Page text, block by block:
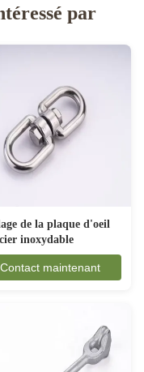
par
de la plaque d'oeil
inoxydable
Contact maintenant